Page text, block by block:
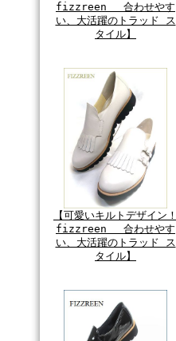
fizzreen 合わせやす
い、大活躍のトラッド ス
タイル】
【可愛いキルトデザイン！
fizzreen 合わせやす
い、大活躍のトラッド ス
タイル】